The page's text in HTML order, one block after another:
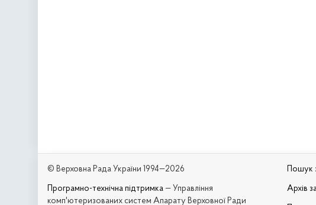
© Верховна Рада України 1994—2026
Програмно-технічна підтримка — Управління
комп'ютеризованих систем Апарату Верховної Ради
Пошук
Архів